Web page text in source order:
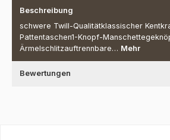
Beschreibung
schwere Twill-Qualitätklassischer
Pattentaschen1-Knopf-
Ärmelschlitzauftrennbare… Mehr
Bewertungen